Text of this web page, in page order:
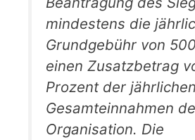
mindestens die
Grundgebühr von
einen Zusatzbetrag
Prozent der jährlichen
Gesamteinnahmen
Organisation. Die